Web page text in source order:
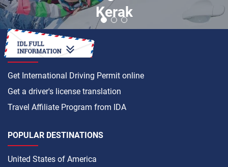
Kerak
HOW TO
Get International Driving Permit online
Get a driver's license translation
Travel Affiliate Program from IDA
POPULAR DESTINATIONS
United States of America